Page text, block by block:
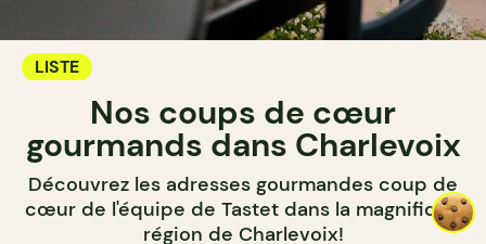
LISTE
Nos coups de cœur
gourmands dans Charlevoix
Découvrez les adresses gourmandes coup de
cœur de l'équipe de Tastet dans la magnifique
région de Charlevoix!